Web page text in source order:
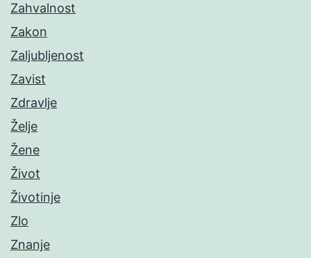
Zahvalnost
Zakon
Zaljubljenost
Zavist
Zdravlje
Želje
Žene
Život
Životinje
Zlo
Znanje